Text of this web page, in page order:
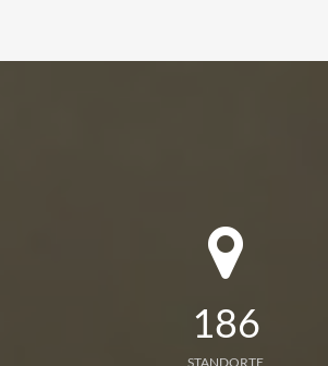
186
STANDORTE